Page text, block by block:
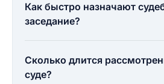
Как быстро назначают
заседание?
Сколько длится
суде?